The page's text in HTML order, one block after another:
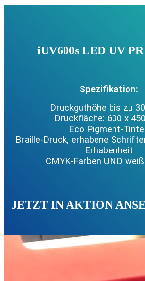
iUV600s LED UV
Spezifikation:
Druckguthöhe bis zu
Druckfläche: 600 x
Eco Pigment-
Braille-Druck, erhabene
Erhabenheit
CMYK-Farben UND
JETZT IN AKTION